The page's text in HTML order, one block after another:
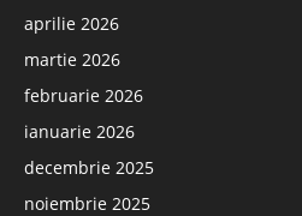
aprilie 2026
martie 2026
februarie 2026
ianuarie 2026
decembrie 2025
noiembrie 2025